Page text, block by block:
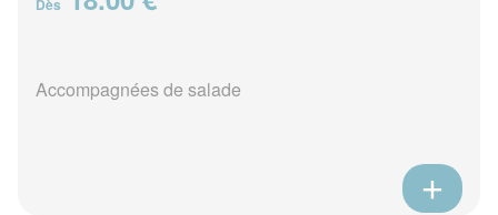
Accompagnées de salade